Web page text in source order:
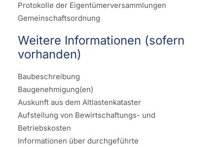
Protokolle der Eigentümerversammlungen
Gemeinschaftsordnung
Weitere Informationen (sofern
vorhanden)
Baubeschreibung
Baugenehmigung(en)
Auskunft aus dem Altlastenkataster
Aufstellung von Bewirtschaftungs- und
Betriebskosten
Informationen über durchgeführte